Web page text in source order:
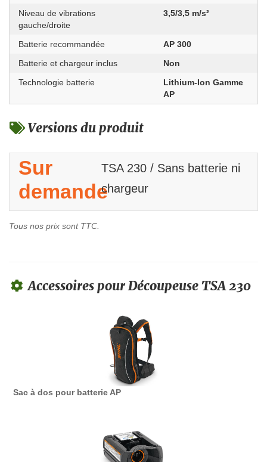
Niveau de vibrations
gauche/droite
3,5/3,5 m/s²
Batterie recommandée
AP 300
Batterie et chargeur inclus
Non
Technologie batterie
Lithium-Ion Gamme
AP
Versions du produit
Sur
demande
TSA 230 / Sans batterie ni
chargeur
Tous nos prix sont TTC.
Accessoires pour Découpeuse TSA 230
Sac à dos pour batterie AP